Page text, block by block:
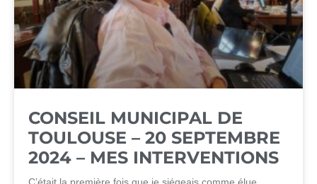
CONSEIL MUNICIPAL DE
TOULOUSE – 20 SEPTEMBRE
2024 – MES INTERVENTIONS